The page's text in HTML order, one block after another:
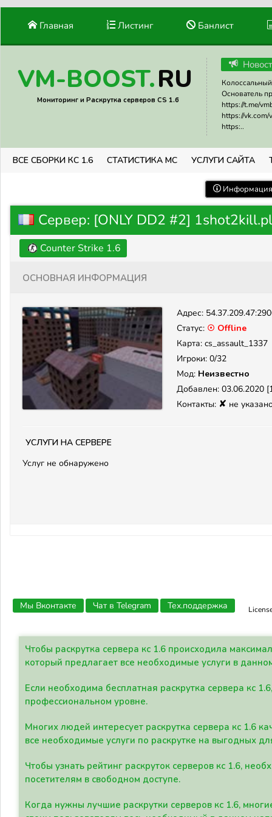
Главная Листинг Банлист
VM-BOOST.RU
Мониторинг и Раскрутка серверов CS 1.6
Основатель
https://t.me/
https://vk.com/
https:..
ВСЕ СБОРКИ КС 1.6 СТАТИСТИКА МС УСЛУГИ САЙТА
Сервер: [ONLY DD2 #2] 1shot2kill.pl
Counter Strike 1.6
Основная информация
Адрес:
Статус: ☉ Offline
Карта: cs_assault_1337
Игроки: 0/32
Мод: Неизвестно
Добавлен: 03.06.2020
Контакты: ✘ не
Услуги на сервере
Услуг не обнаружено
Мы Вконтакте Чат в Telegram Тех.поддержка
Чтобы раскрутка сервера кс 1.6 происходила
который предлагает все необходимые услуги в
Если необходима бесплатная раскрутка сервера кс
профессиональном уровне.
Многих людей интересует раскрутка сервера кс 1.6
все необходимые услуги по раскрутке на выгодных
Чтобы узнать рейтинг раскруток серверов кс 1.6,
посетителям в свободном доступе.
Когда нужны лучшие раскрутки серверов кс 1.6,